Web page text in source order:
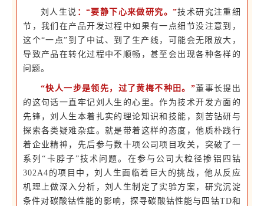
刘人生说 ：“要静下心来做研究。”技术研究注重细
节，我们在产品开发过程中如果有一点细节没注意到，
这个“一点”到了中试、到了生产线，可能会无限放大，
导致产品在转化过程中不顺畅，甚至会出现各种各样的
问题。
“快人一步是领先，过了黄梅不种田。”董事长提出
的这句话一直牢记刘人生的心里。作为技术开发方面的
先锋，刘人生本着扎实的理论知识和技能，刻苦钻研与
探索各类疑难杂症。就是带着这样的态度，他质朴践行
着企业精神，先后参与数十项公司项目攻关，突破了一
系列“卡脖子”技术问题。在参与公司大粒径掺铝四钴
302A4的项目中，刘人生面临着巨大的挑战，他从反应
机理上做深入分析，刘人生制定了实验方案，研究沉淀
条件对碳酸钴性能的影响，探寻碳酸钴性能与四钴TD和